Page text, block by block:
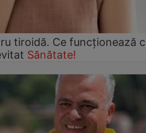
tiroidă. Ce funcționează
Sănătate!